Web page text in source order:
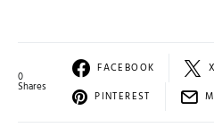
0
Shares
FACEBOOK
PINTEREST